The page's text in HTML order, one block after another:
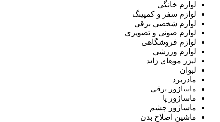
لوازم خانگی
لوازم سفر و کمپینگ
لوازم شخصی برقی
لوازم صوتی و تصویری
لوازم فروشگاهی
لوازم ورزشی
لیزر موهای زائد
لیوان
مادربرد
ماساژور برقی
ماساژور پا
ماساژور چشم
ماشین اصلاح بدن